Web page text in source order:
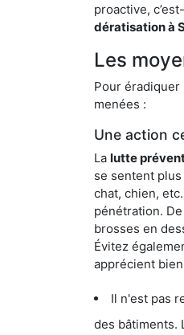
proactive,
dératisation à
Les
Pour
menées :
Une action
La lutte
se sentent
chat, chien,
pénétration.
brosses en
Évitez
apprécient
Il n'est pas
des bâtiments. Le